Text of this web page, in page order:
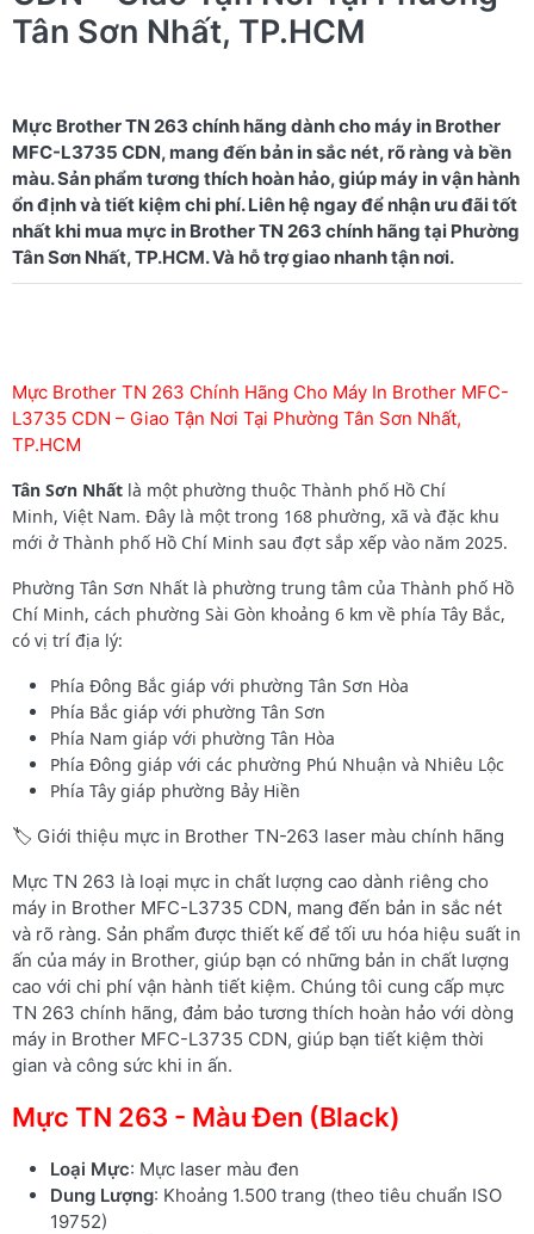
Tân Sơn Nhất, TP.HCM
Mực Brother TN 263 chính hãng dành cho máy in Brother
MFC-L3735 CDN, mang đến bản in sắc nét, rõ ràng và bền
màu. Sản phẩm tương thích hoàn hảo, giúp máy in vận hành
ổn định và tiết kiệm chi phí. Liên hệ ngay để nhận ưu đãi tốt
nhất khi mua mực in Brother TN 263 chính hãng tại Phường
Mực Brother TN 263 Chính Hãng Cho Máy In Brother MFC-
L3735 CDN – Giao Tận Nơi Tại Phường Tân Sơn Nhất,
TP.HCM
Tân Sơn Nhất là một phường thuộc Thành phố Hồ Chí
Minh, Việt Nam. Đây là một trong 168 phường, xã và đặc khu
mới ở Thành phố Hồ Chí Minh sau đợt sắp xếp vào năm 2025.
Phường Tân Sơn Nhất là phường trung tâm của Thành phố Hồ
Chí Minh, cách phường Sài Gòn khoảng 6 km về phía Tây Bắc,
có vị trí địa lý:
Phía Đông Bắc giáp với phường Tân Sơn Hòa
Phía Bắc giáp với phường Tân Sơn
Phía Nam giáp với phường Tân Hòa
Phía Đông giáp với các phường Phú Nhuận và Nhiêu Lộc
Phía Tây giáp phường Bảy Hiền
🏷️ Giới thiệu mực in Brother TN-263 laser màu chính hãng
Mực TN 263 là loại mực in chất lượng cao dành riêng cho
máy in Brother MFC-L3735 CDN, mang đến bản in sắc nét
và rõ ràng. Sản phẩm được thiết kế để tối ưu hóa hiệu suất in
ấn của máy in Brother, giúp bạn có những bản in chất lượng
cao với chi phí vận hành tiết kiệm. Chúng tôi cung cấp mực
TN 263 chính hãng, đảm bảo tương thích hoàn hảo với dòng
máy in Brother MFC-L3735 CDN, giúp bạn tiết kiệm thời
gian và công sức khi in ấn.
Mực TN 263 - Màu Đen (Black)
Loại Mực: Mực laser màu đen
Dung Lượng: Khoảng 1.500 trang (theo tiêu chuẩn ISO
19752)